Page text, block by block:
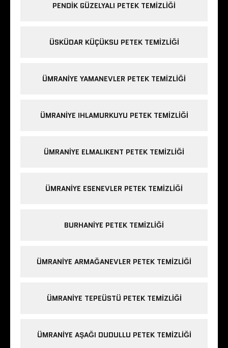
PENDIK GÜZELYALI PETEK TEMIZLIĞI
ÜSKÜDAR KÜÇÜKSU PETEK TEMIZLIĞI
ÜMRANIYE YAMANEVLER PETEK TEMIZLIĞI
ÜMRANIYE IHLAMURKUYU PETEK TEMIZLIĞI
ÜMRANIYE ELMALIKENT PETEK TEMIZLIĞI
ÜMRANIYE ESENEVLER PETEK TEMIZLIĞI
BURHANIYE PETEK TEMIZLIĞI
ÜMRANIYE ARMAĞANEVLER PETEK TEMIZLIĞI
ÜMRANIYE TEPEÜSTÜ PETEK TEMIZLIĞI
ÜMRANIYE AŞAĞI DUDULLU PETEK TEMIZLIĞI